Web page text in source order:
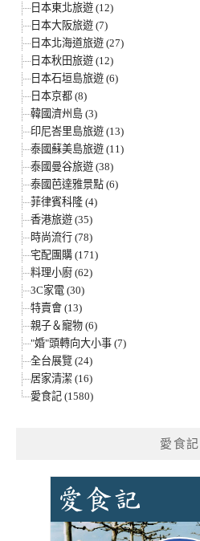
日本東北旅遊 (12)
日本大阪旅遊 (7)
日本北海道旅遊 (27)
日本秋田旅遊 (12)
日本石垣島旅遊 (6)
日本京都 (8)
韓國濟州島 (3)
印尼峇里島旅遊 (13)
泰國蘇美島旅遊 (11)
泰國曼谷旅遊 (38)
泰國芭達雅景點 (6)
菲律賓科隆 (4)
香港旅遊 (35)
時尚流行 (78)
宅配團購 (171)
料理小廚 (62)
3C家電 (30)
特賣會 (13)
親子＆寵物 (6)
"婚"頭轉向大小事 (7)
全台展覽 (24)
居家清潔 (16)
愛食記 (1580)
愛食記